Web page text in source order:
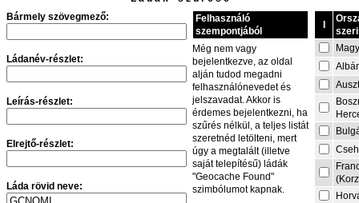
Bármely szövegmező:
Ládanév-részlet:
Leírás-részlet:
Elrejtő-részlet:
Láda rövid neve:
Felhasználó
szempontjából
Még nem vagy
bejelentkezve, az oldal
alján tudod megadni
felhasználónevedet és
jelszavadat. Akkor is
érdemes bejelentkezni, ha
szűrés nélkül, a teljes listát
szeretnéd letölteni, mert
úgy a megtalált (illetve
saját telepítésű) ládák
"Geocache Found"
szimbólumot kapnak.